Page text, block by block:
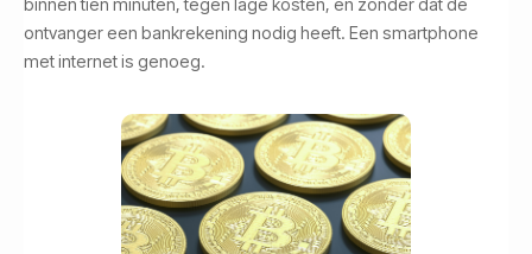
binnen tien minuten, tegen lage kosten, en zonder dat de
ontvanger een bankrekening nodig heeft. Een smartphone
met internet is genoeg.